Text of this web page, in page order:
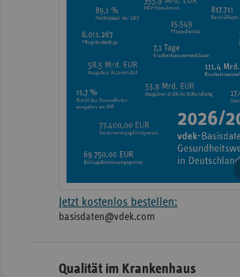
Jetzt kostenlos bestellen:
basisdaten@vdek.com
Qualität im Krankenhaus